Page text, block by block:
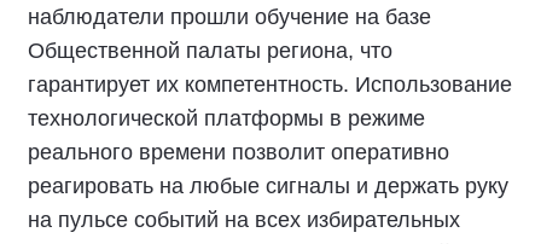
наблюдатели прошли обучение на базе
Общественной палаты региона, что
гарантирует их компетентность. Использование
технологической платформы в режиме
реального времени позволит оперативно
реагировать на любые сигналы и держать руку
на пульсе событий на всех избирательных